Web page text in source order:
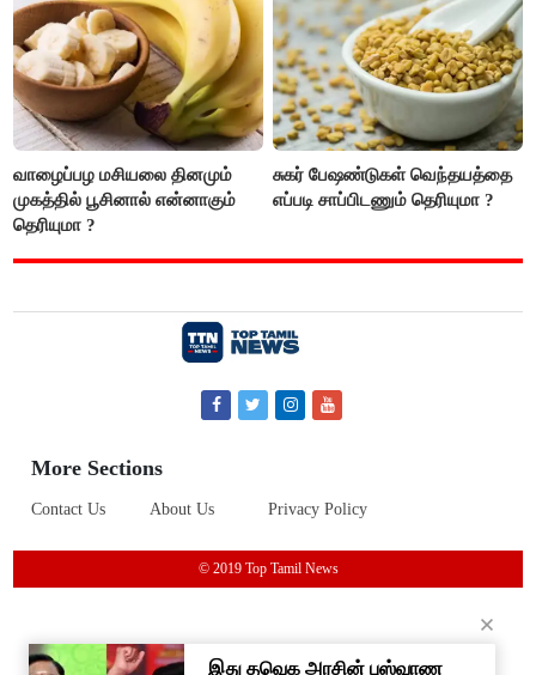
அதிகரிக்கும்..!
வாழைப்பழ மசியலை தினமும்
முகத்தில் பூசினால் என்னாகும்
தெரியுமா ?
சுகர் பேஷண்டுகள் வெந்தயத்தை
எப்படி சாப்பிடணும் தெரியுமா ?
More Sections
Contact Us About Us Privacy Policy
© 2019 Top Tamil News